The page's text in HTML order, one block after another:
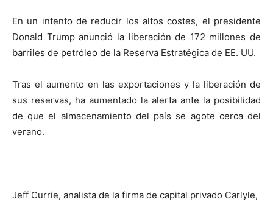
En un intento de reducir los altos costes, el presidente
Donald Trump anunció la liberación de 172 millones de
barriles de petróleo de la Reserva Estratégica de EE. UU.
Tras el aumento en las exportaciones y la liberación de
sus reservas, ha aumentado la alerta ante la posibilidad
de que el almacenamiento del país se agote cerca del
verano.
Jeff Currie, analista de la firma de capital privado Carlyle,